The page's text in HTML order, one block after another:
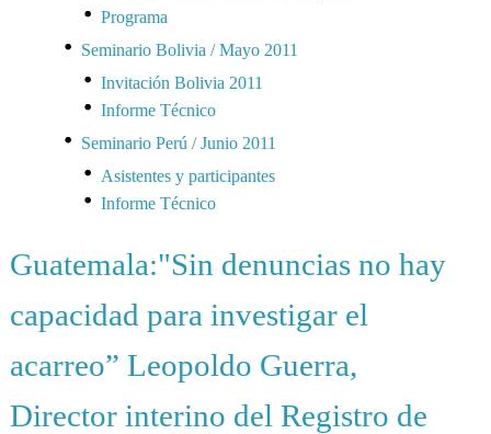
Programa
Seminario Bolivia / Mayo 2011
Invitación Bolivia 2011
Informe Técnico
Seminario Perú / Junio 2011
Asistentes y participantes
Informe Técnico
Guatemala:"Sin denuncias no hay
capacidad para investigar el
acarreo” Leopoldo Guerra,
Director interino del Registro de